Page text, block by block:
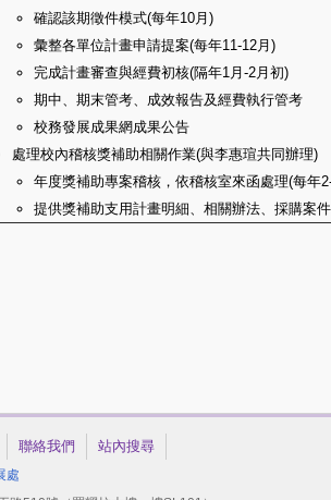
確認該期徵件模式(每年10月)
彙整各單位計畫申請提案(每年11-12月)
完成計畫審查與經費初核(隔年1月-2月初)
期中、期末管考、成效報告及經費執行管考
校務發展成果網成果公告
處理校內稽核獎補助相關作業(與李惠瑄共同辦理)
年度獎補助專案稽核，依稽核室來函處理(每年
提供獎補助支用計畫明細、相關辦法、採購案
聯絡我們 站內搜尋
處